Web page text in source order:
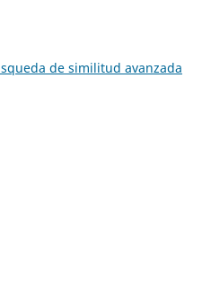
de similitud avanzada